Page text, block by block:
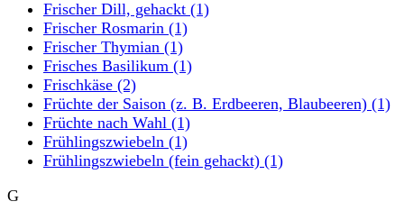
Frischer Dill, gehackt (1)
Frischer Rosmarin (1)
Frischer Thymian (1)
Frisches Basilikum (1)
Frischkäse (2)
Früchte der Saison (z. B. Erdbeeren, Blaubeeren) (1)
Früchte nach Wahl (1)
Frühlingszwiebeln (1)
Frühlingszwiebeln (fein gehackt) (1)
G